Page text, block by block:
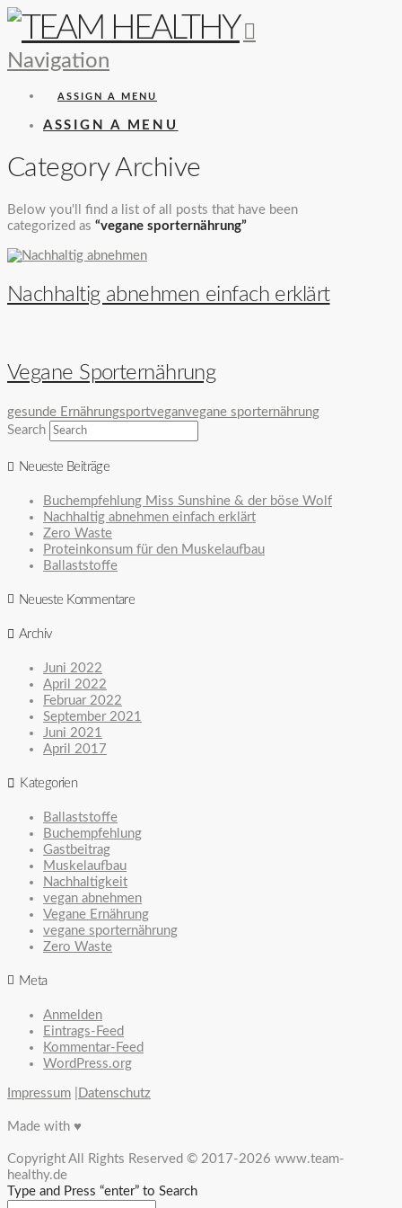
Navigation
ASSIGN A MENU
ASSIGN A MENU
Category Archive
Below you'll find a list of all posts that have been
categorized as “vegane sporternährung”
Nachhaltig abnehmen einfach erklärt
Vegane Sporternährung
gesunde Ernährungsportveganvegane sporternährung
Search
Neueste Beiträge
Buchempfehlung Miss Sunshine & der böse Wolf
Nachhaltig abnehmen einfach erklärt
Zero Waste
Proteinkonsum für den Muskelaufbau
Ballaststoffe
Neueste Kommentare
Archiv
Juni 2022
April 2022
Februar 2022
September 2021
Juni 2021
April 2017
Kategorien
Ballaststoffe
Buchempfehlung
Gastbeitrag
Muskelaufbau
Nachhaltigkeit
vegan abnehmen
Vegane Ernährung
vegane sporternährung
Zero Waste
Meta
Anmelden
Eintrags-Feed
Kommentar-Feed
WordPress.org
Impressum Datenschutz
Made with ♥
Copyright All Rights Reserved © 2017-2026 www.team-
healthy.de
Type and Press “enter” to Search